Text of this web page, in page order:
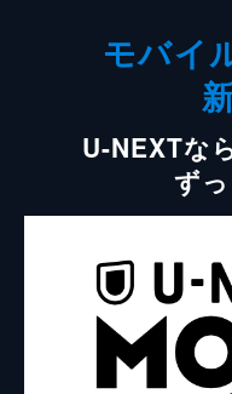
モバイ
U-NEXTな
ず